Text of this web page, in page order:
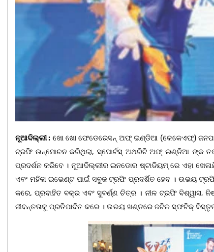
ନୂଆଦିଲ୍ଲୀ : ଖୋ ଖୋ ଫେଡେରେସନ୍ ଅଫ୍ ଇଣ୍ଡିଆ (କେକେଏଫ୍‌)
ଟ୍ରଫି ଉନ୍ମୋଚନ କରିଥିଲା, ସ୍ପୋର୍ଟସ୍ ଅଥରିଟି ଅଫ୍ ଇଣ୍ଡିଆ ଙ୍କ
ପ୍ରଦର୍ଶନ କରିବେ । ନୂଆଦିଲ୍ଲୀର ଇନଡୋର ଷ୍ଟାଡିୟମ୍ ରେ ଏହା
ଏବଂ ମହିଳା ଇଭେଣ୍ଟ ପାଇଁ ସବୁଜ ଟ୍ରଫି ପ୍ରଦର୍ଶିତ ହେବ । ଉଭୟ
କରେ, ପ୍ରବାହିତ ବକ୍ର ଏବଂ ସୁବର୍ଣ୍ଣ ଚିତ୍ର । ନୀଳ ଟ୍ରଫି ବିଶ୍ୱାସ,
ଜୀବନ୍ତତାକୁ ପ୍ରତିପାଦିତ କରେ । ଉଭୟ ଖଣ୍ଡରେ ଜଟିଳ ସ୍ଫଟିକ୍